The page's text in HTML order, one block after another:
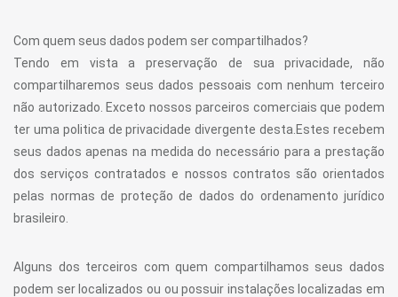
Com quem seus dados podem ser compartilhados?
Tendo em vista a preservação de sua privacidade, não
compartilharemos seus dados pessoais com nenhum terceiro
não autorizado. Exceto nossos parceiros comerciais que podem
ter uma politica de privacidade divergente desta.Estes recebem
seus dados apenas na medida do necessário para a prestação
dos serviços contratados e nossos contratos são orientados
pelas normas de proteção de dados do ordenamento jurídico
brasileiro.
Alguns dos terceiros com quem compartilhamos seus dados
podem ser localizados ou ou possuir instalações localizadas em